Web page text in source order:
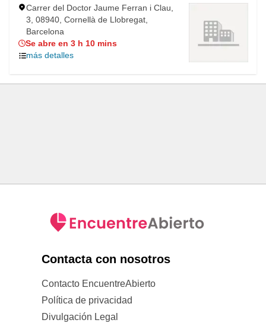
Carrer del Doctor Jaume Ferran i Clau,
3, 08940, Cornellà de Llobregat,
Barcelona
Se abre en 3 h 10 mins
más detalles
Contacta con nosotros
Contacto EncuentreAbierto
Política de privacidad
Divulgación Legal